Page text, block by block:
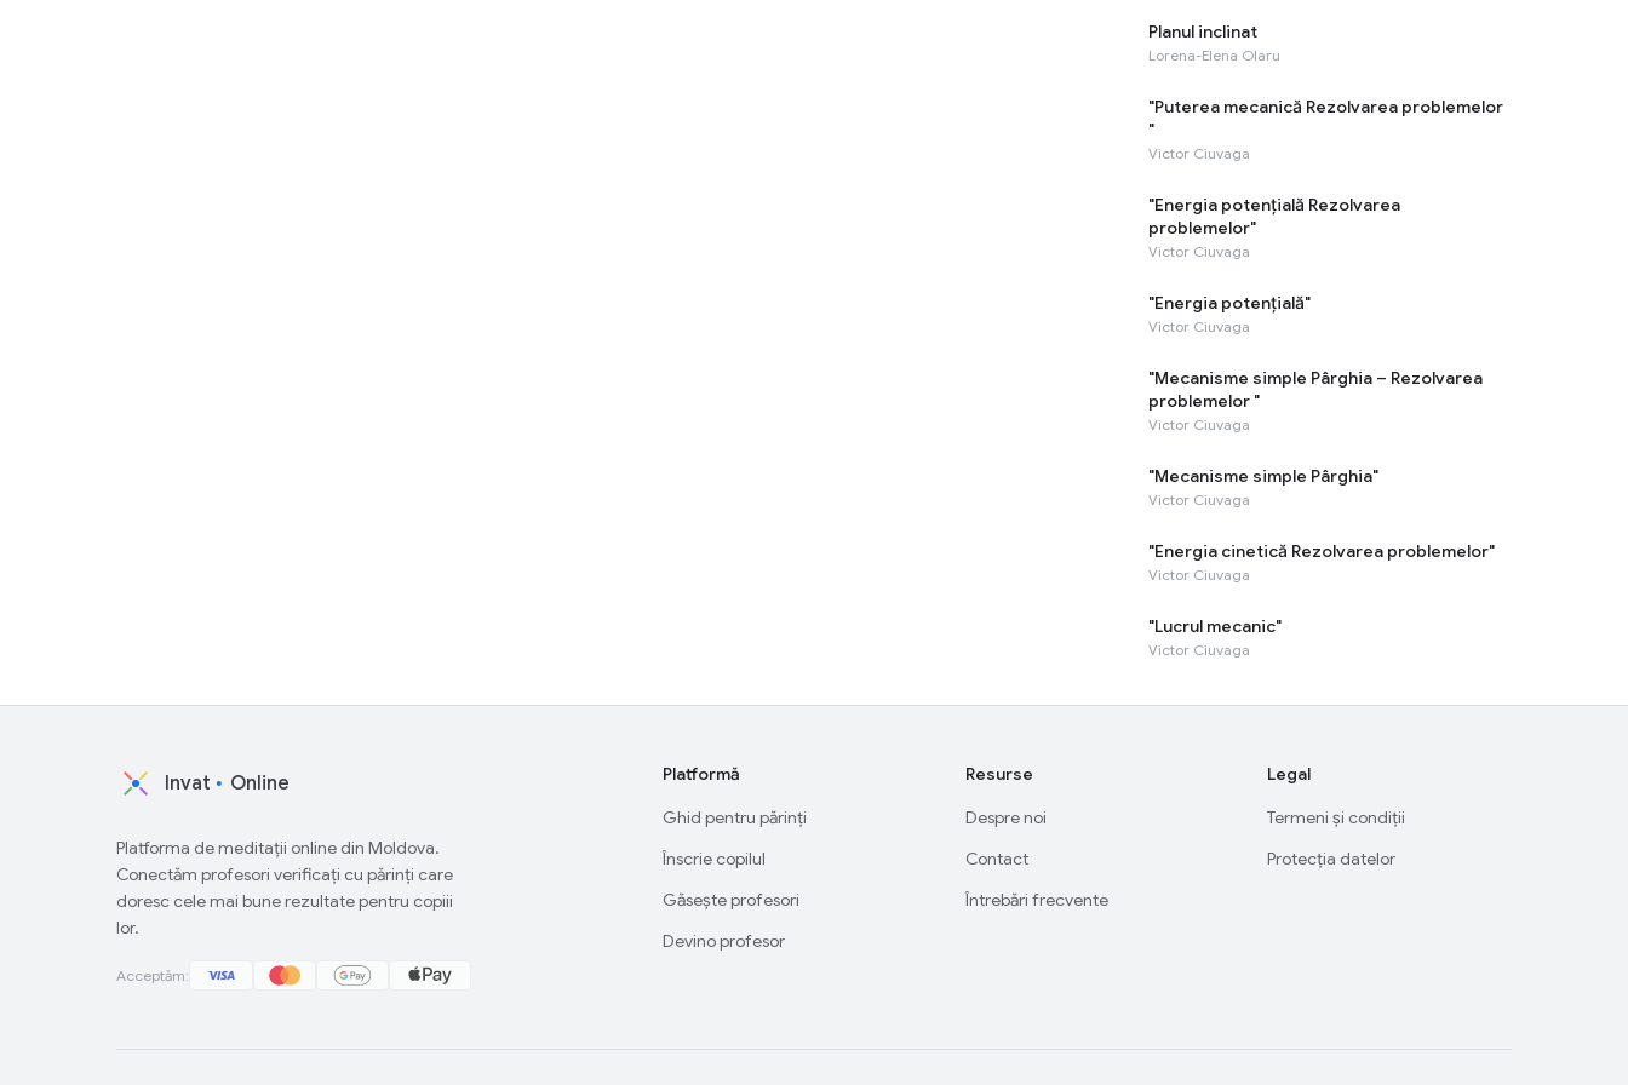
Planul inclinat
Lorena-Elena Olaru
"Puterea mecanică Rezolvarea problemelor
"
Victor Ciuvaga
"Energia potențială Rezolvarea
problemelor"
Victor Ciuvaga
"Energia potențială"
Victor Ciuvaga
"Mecanisme simple Pârghia – Rezolvarea
problemelor "
Victor Ciuvaga
"Mecanisme simple Pârghia"
Victor Ciuvaga
"Energia cinetică Rezolvarea problemelor"
Victor Ciuvaga
"Lucrul mecanic"
Victor Ciuvaga
Invat Online
Platforma de meditații online din Moldova.
Conectăm profesori verificați cu părinți care
doresc cele mai bune rezultate pentru copiii
lor.
Acceptăm:
Platformă
Ghid pentru părinți
Înscrie copilul
Găsește profesori
Devino profesor
Resurse
Despre noi
Contact
Întrebări frecvente
Legal
Termeni și condiții
Protecția datelor